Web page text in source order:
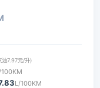
油7.97元/升)
L/100KM